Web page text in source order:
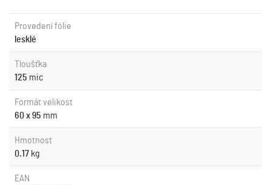
Provedení fólie
lesklé
Tloušťka
125 mic
Formát velikost
60 x 95 mm
Hmotnost
0.17 kg
EAN